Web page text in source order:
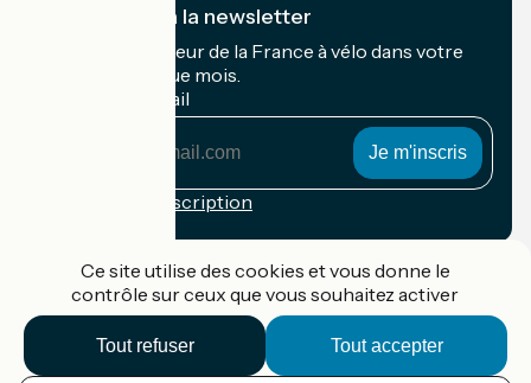
Je m'abonne à la newsletter
Recevez le meilleur de la France à vélo dans votre
boîte mail chaque mois.
Mon adresse mail
Conditions d'inscription
Accueil Vélo Pro
Ce site utilise des cookies et vous donne le
contrôle sur ceux que vous souhaitez activer
Tout accepter
Tout refuser